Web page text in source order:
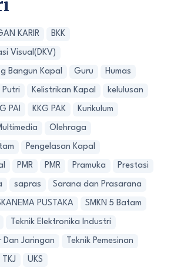
KARIR BKK
Visual(DKV)
Bangun Kapal Guru Humas
Putri Kelistrikan Kapal kelulusan
PAI KKG PAK Kurikulum
Olehraga
Pengelasan Kapal
PMR PMR Pramuka Prestasi
sapras Sarana dan Prasarana
PUSTAKA SMKN 5 Batam
Teknik Elektronika Industri
Dan Jaringan Teknik Pemesinan
TKJ UKS